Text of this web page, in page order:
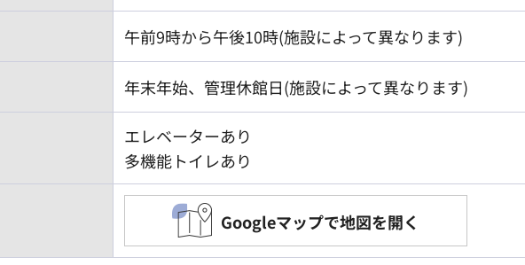
午前9時から午後10時(施設によって異なります)
年末年始、管理休館日(施設によって異なります)
エレベーターあり
多機能トイレあり
Googleマップで地図を開く